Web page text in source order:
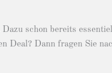
schon bereits
Dann fragen Sie